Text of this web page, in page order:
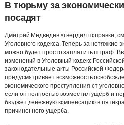
В тюрьму за
посадят
Дмитрий Медведев утвердил поправки,
Уголовного кодекса. Теперь за нетяжкие
можно будет просто заплатить штраф.
изменений в Уголовный кодекс
законодательные акты Российской
предусматривает возможность
экономического преступления от
если он полностью возместил ущерб и
бюджет денежную компенсацию в
причиненного ущерба.